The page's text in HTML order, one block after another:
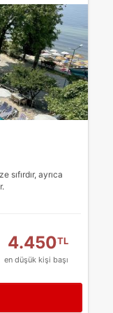
.
sıfırdır, ayrıca
4.450TL
en düşük kişi başı